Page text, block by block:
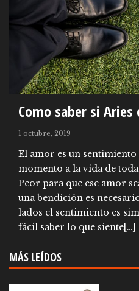
Como saber si
1 octubre, 2019
El amor es un sentimiento
momento a la vida de
Peor para que ese amor
una bendición es
lados el sentimiento es
fácil saber lo que siente[…]
MÁS LEÍDOS